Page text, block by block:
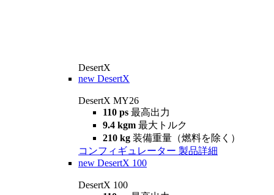
DesertX
new DesertX
DesertX MY26
110 ps 最高出力
9.4 kgm 最大トルク
210 kg 装備重量（燃料を除く）
コンフィギュレーター 製品詳細
new DesertX 100
DesertX 100